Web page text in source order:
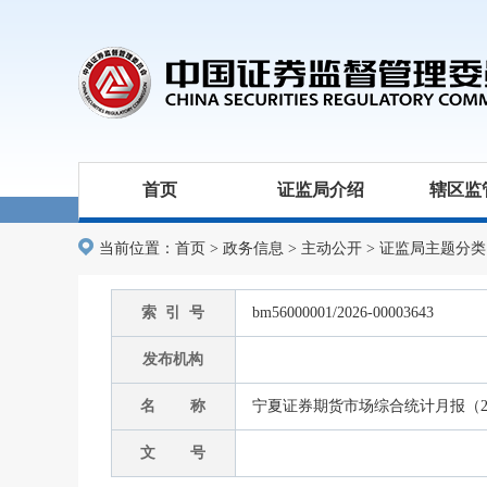
首页 证监局介绍 辖区监
当前位置： 首页 > 政务信息 > 主动公开 > 证监局主题分类
索 引 号 bm56000001/2026-00003643
发布机构
名 称 宁夏证券期货市场综合统计月报（
文 号